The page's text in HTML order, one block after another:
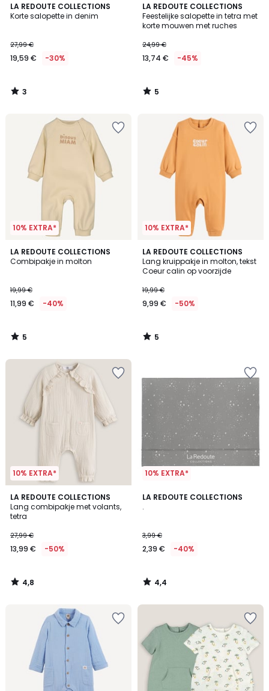
LA REDOUTE COLLECTIONS
Korte salopette in denim
27,99 €
19,59 € -30%
3
/
3
/
LA REDOUTE COLLECTIONS
Feestelijke salopette in tetra met
korte mouwen met ruches
24,99 €
13,74 € -45%
5
/
5
5
/
10% EXTRA*
LA REDOUTE COLLECTIONS
Combipakje in molton
19,99 €
11,99 € -40%
5
/
5
/
10% EXTRA*
LA REDOUTE COLLECTIONS
Lang kruippakje in molton, tekst
Coeur calin op voorzijde
19,99 €
9,99 € -50%
5
/
5
5
/
10% EXTRA*
LA REDOUTE COLLECTIONS
Lang combipakje met volants,
tetra
27,99 €
13,99 € -50%
4,8
/ 5
4,8
/
10% EXTRA*
LA REDOUTE COLLECTIONS
.
3,99 €
2,39 € -40%
4,4
4,4
/